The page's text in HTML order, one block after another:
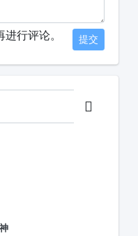
进行评论。 提交